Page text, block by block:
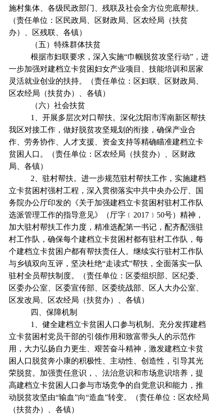
施村集体、各级民政部门、残联及社会全方位兜底帮扶。
（责任单位：区民政局、区财政局、区农经局（扶贫
办）、区残联、各镇）
（五）特殊群体扶贫
根据市妇联要求，深入实施“巾帼脱贫攻坚行动”，进
一步加强对建档立卡贫困妇女产业项目、技能培训和居家
灵活就业创业的扶持。（责任单位：区妇联、区财政局、
区农经局（扶贫办）、各镇）
（六）社会扶贫
1、开展多层次对口帮扶。深化沈阳市浑南新区帮扶
我区对接工作，做好脱贫攻坚规划的衔接，确保产业合
作、劳务协作、人才支援、资金支持等精确瞄准建档立卡
贫困人口。（责任单位：区农经局（扶贫办）、区财政
局、各镇）
2、驻村帮扶。进一步规范驻村帮扶工作，实施建档
立卡贫困村强村工程，深入贯彻落实中共中央办公厅、国
务院办公厅印发的《关于加强建档立卡贫困村驻村工作队
选派管理工作的指导意见》（厅字﹝2017﹞50号）精神，
加大驻村帮扶工作力度，精准选配第一书记，配齐配强驻
村工作队，确保每个建档立卡贫困村都有驻村工作队，每
个建档立卡贫困户都有帮扶责任人。继续实行驻村工作队
与乡镇双向互评，坚决杜绝“走读式”帮扶，全面落实一队
驻村全员帮扶制度。（责任单位：区委组织部、区纪委、
区委办公室、区委宣传部、区委统战部、区人大办公室、
区发改局、区农经局（扶贫办）、各镇）
四、保障机制
1、健全建档立卡贫困人口参与机制。充分发挥建档
立卡贫困村党员干部的引领作用和致富带头人的示范作
用，大力弘扬自力更生、艰苦奋斗精神，激发建档立卡贫
困人口脱贫奔小康的积极性、主动性、创造性，引导其光
荣脱贫。加强责任意识，、法治意识和市场意识培养，提
高建档立卡贫困人口参与市场竞争的自觉意识和能力，推
动脱贫攻坚由“输血”向“造血”转变。（责任单位：区农经局
（扶贫办）、各镇）